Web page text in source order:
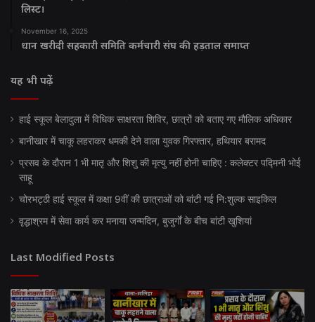
लिस्ट।
November 16, 2025
धान खरीदी सहकारी समिति कर्मचारी संघ की हड़ताल समाप्त
यह भी पढ़ें
हाई स्कूल बेलादुला में विधिक साक्षरता शिविर, छात्रों को बताए गए मौलिक अधिकार
बानीखार में चाकू लहराकर धमकी देने वाला युवक गिरफ्तार, हथियार बरामद
प्रसव के दौरान 1 भी मातृ और शिशु की मृत्यु नहीं होनी चाहिए : कलेक्टर पद्मिनी भोई
साहू
चोरभट्ठी हाई स्कूल में कक्षा 9वीं की छात्राओं को बांटी गई नि:शुल्क साइकिल
वृद्धाश्रम में सेवा कार्य कर मनाया जन्मदिन, बुजुर्गों के बीच बांटी खुशियां
Last Modified Posts